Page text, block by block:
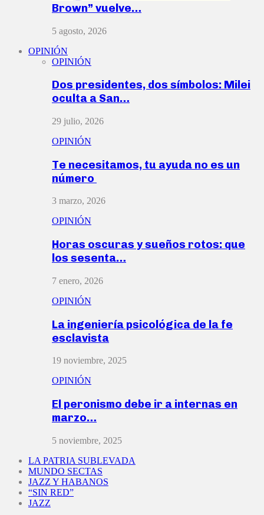
Brown” vuelve…
5 agosto, 2026
OPINIÓN
OPINIÓN
Dos presidentes, dos símbolos: Milei
oculta a San…
29 julio, 2026
OPINIÓN
Te necesitamos, tu ayuda no es un
número
3 marzo, 2026
OPINIÓN
Horas oscuras y sueños rotos: que
los sesenta…
7 enero, 2026
OPINIÓN
La ingeniería psicológica de la fe
esclavista
19 noviembre, 2025
OPINIÓN
El peronismo debe ir a internas en
marzo…
5 noviembre, 2025
LA PATRIA SUBLEVADA
MUNDO SECTAS
JAZZ Y HABANOS
“SIN RED”
JAZZ